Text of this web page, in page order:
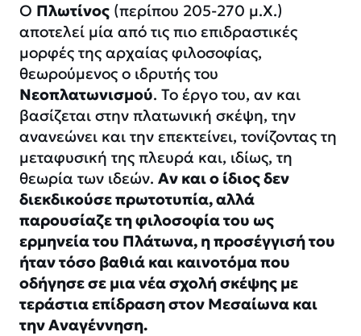
Ο Πλωτίνος (περίπου 205-270 μ.Χ.)
αποτελεί μία από τις πιο επιδραστικές
μορφές της αρχαίας φιλοσοφίας,
θεωρούμενος ο ιδρυτής του
Νεοπλατωνισμού. Το έργο του, αν και
βασίζεται στην πλατωνική σκέψη, την
ανανεώνει και την επεκτείνει, τονίζοντας τη
μεταφυσική της πλευρά και, ιδίως, τη
θεωρία των ιδεών. Αν και ο ίδιος δεν
διεκδικούσε πρωτοτυπία, αλλά
παρουσίαζε τη φιλοσοφία του ως
ερμηνεία του Πλάτωνα, η προσέγγισή του
ήταν τόσο βαθιά και καινοτόμα που
οδήγησε σε μια νέα σχολή σκέψης με
τεράστια επίδραση στον Μεσαίωνα και
την Αναγέννηση.